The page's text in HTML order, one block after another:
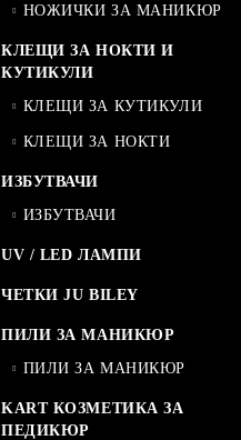
НОЖИЧКИ ЗА МАНИКЮР
КЛЕЩИ ЗА НОКТИ И
КУТИКУЛИ
КЛЕЩИ ЗА КУТИКУЛИ
КЛЕЩИ ЗА НОКТИ
ИЗБУТВАЧИ
ИЗБУТВАЧИ
UV / LED ЛАМПИ
ЧЕТКИ JU BILEY
ПИЛИ ЗА МАНИКЮР
ПИЛИ ЗА МАНИКЮР
KART КОЗМЕТИКА ЗА
ПЕДИКЮР